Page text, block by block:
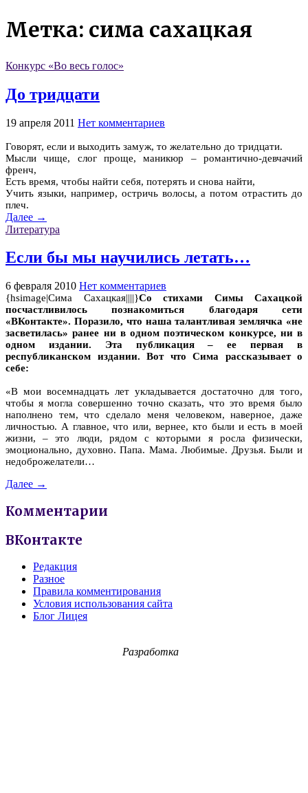
Метка: сима сахацкая
Конкурс «Во весь голос»
До тридцати
19 апреля 2011 Нет комментариев
Говорят, если и выходить замуж, то желательно до тридцати.
Мысли чище, слог проще, маникюр – романтично-девчачий
френч,
Есть время, чтобы найти себя, потерять и снова найти,
Учить языки, например, остричь волосы, а потом отрастить до
плеч.
Далее →
Литература
Если бы мы научились летать…
6 февраля 2010 Нет комментариев
{hsimage|Сима Сахацкая||||}Со стихами Симы Сахацкой
посчастливилось познакомиться благодаря сети
«ВКонтакте». Поразило, что наша талантливая землячка «не
засветилась» ранее ни в одном поэтическом конкурсе, ни в
одном издании. Эта публикация – ее первая в
республиканском издании. Вот что Сима рассказывает о
себе:
«В мои восемнадцать лет укладывается достаточно для того,
чтобы я могла совершенно точно сказать, что это время было
наполнено тем, что сделало меня человеком, наверное, даже
личностью. А главное, что или, вернее, кто были и есть в моей
жизни, – это люди, рядом с которыми я росла физически,
эмоционально, духовно. Папа. Мама. Любимые. Друзья. Были и
недоброжелатели…
Далее →
Комментарии
ВКонтакте
Редакция
Разное
Правила комментирования
Условия использования сайта
Блог Лицея
Разработка